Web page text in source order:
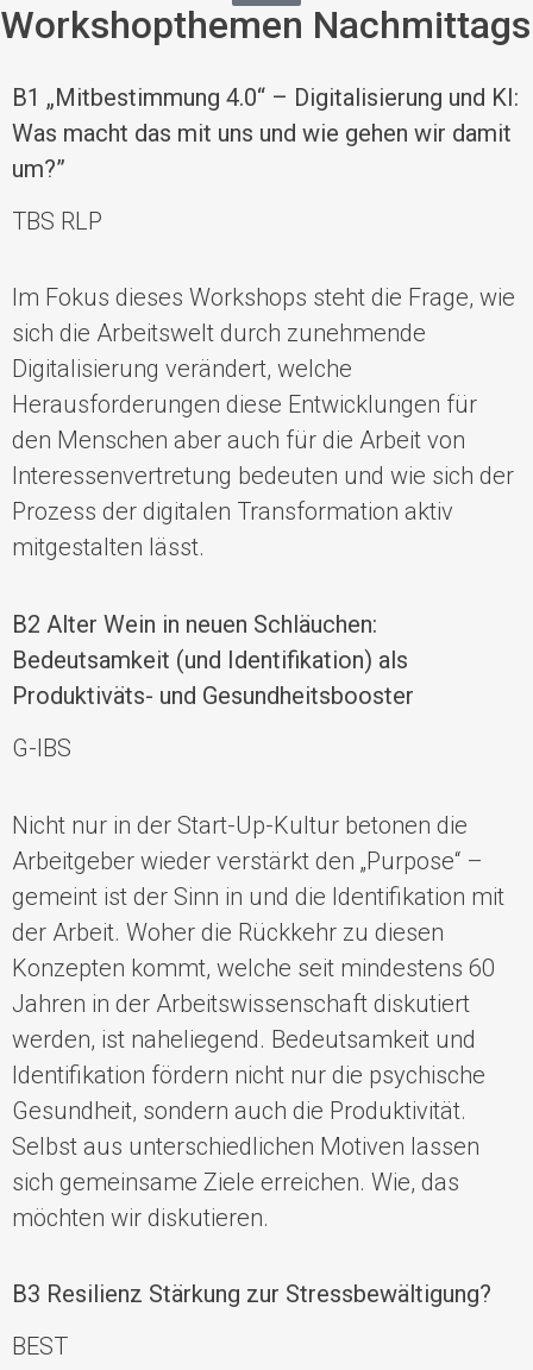
Workshopthemen Nachmittags
B1 „Mitbestimmung 4.0“ – Digitalisierung und KI:
Was macht das mit uns und wie gehen wir damit
um?”
TBS RLP
Im Fokus dieses Workshops steht die Frage, wie
sich die Arbeitswelt durch zunehmende
Digitalisierung verändert, welche
Herausforderungen diese Entwicklungen für
den Menschen aber auch für die Arbeit von
Interessenvertretung bedeuten und wie sich der
Prozess der digitalen Transformation aktiv
mitgestalten lässt.
B2 Alter Wein in neuen Schläuchen:
Bedeutsamkeit (und Identifikation) als
Produktiväts- und Gesundheitsbooster
G-IBS
Nicht nur in der Start-Up-Kultur betonen die
Arbeitgeber wieder verstärkt den „Purpose“ –
gemeint ist der Sinn in und die Identifikation mit
der Arbeit. Woher die Rückkehr zu diesen
Konzepten kommt, welche seit mindestens 60
Jahren in der Arbeitswissenschaft diskutiert
werden, ist naheliegend. Bedeutsamkeit und
Identifikation fördern nicht nur die psychische
Gesundheit, sondern auch die Produktivität.
Selbst aus unterschiedlichen Motiven lassen
sich gemeinsame Ziele erreichen. Wie, das
möchten wir diskutieren.
B3 Resilienz Stärkung zur Stressbewältigung?
BEST